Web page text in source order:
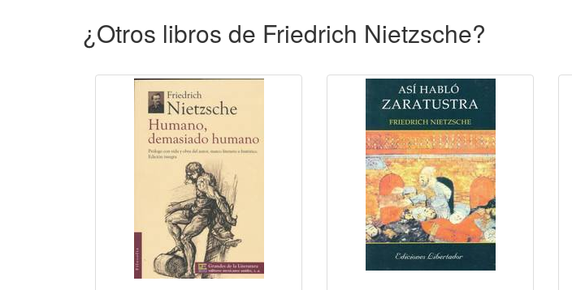
¿Otros libros de Friedrich Nietzsche?